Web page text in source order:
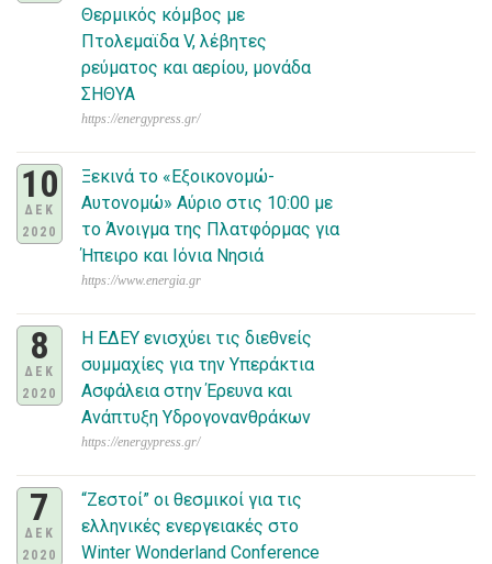
Θερμικός κόμβος με
Πτολεμαϊδα V, λέβητες
ρεύματος και αερίου, μονάδα
ΣΗΘΥΑ
https://energypress.gr/
10
ΔΕΚ
2020
Ξεκινά το «Εξοικονομώ-
Αυτονομώ» Αύριο στις 10:00 με
το Άνοιγμα της Πλατφόρμας για
Ήπειρο και Ιόνια Νησιά
https://www.energia.gr
8
ΔΕΚ
2020
Η ΕΔΕΥ ενισχύει τις διεθνείς
συμμαχίες για την Υπεράκτια
Ασφάλεια στην Έρευνα και
Ανάπτυξη Υδρογονανθράκων
https://energypress.gr/
7
ΔΕΚ
2020
“Ζεστοί” οι θεσμικοί για τις
ελληνικές ενεργειακές στο
Winter Wonderland Conference